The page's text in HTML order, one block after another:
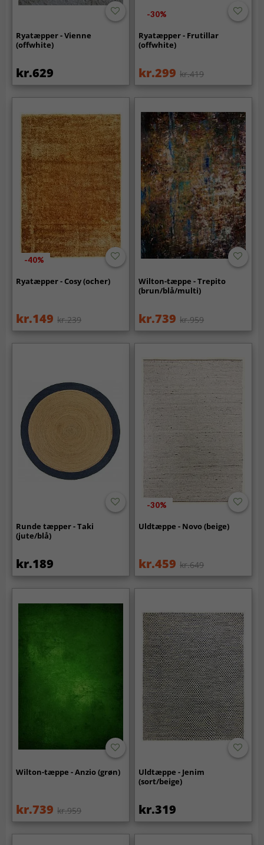
Ryatæpper - Vienne
(offwhite)
kr.629
-30%
Ryatæpper - Frutillar
(offwhite)
kr.299 kr.419
-40%
Ryatæpper - Cosy (ocher)
kr.149 kr.239
Wilton-tæppe - Trepito
(brun/blå/multi)
kr.739 kr.959
Runde tæpper - Taki
(jute/blå)
kr.189
-30%
Uldtæppe - Novo (beige)
kr.459 kr.649
Wilton-tæppe - Anzio (grøn)
kr.739 kr.959
Uldtæppe - Jenim
(sort/beige)
kr.319